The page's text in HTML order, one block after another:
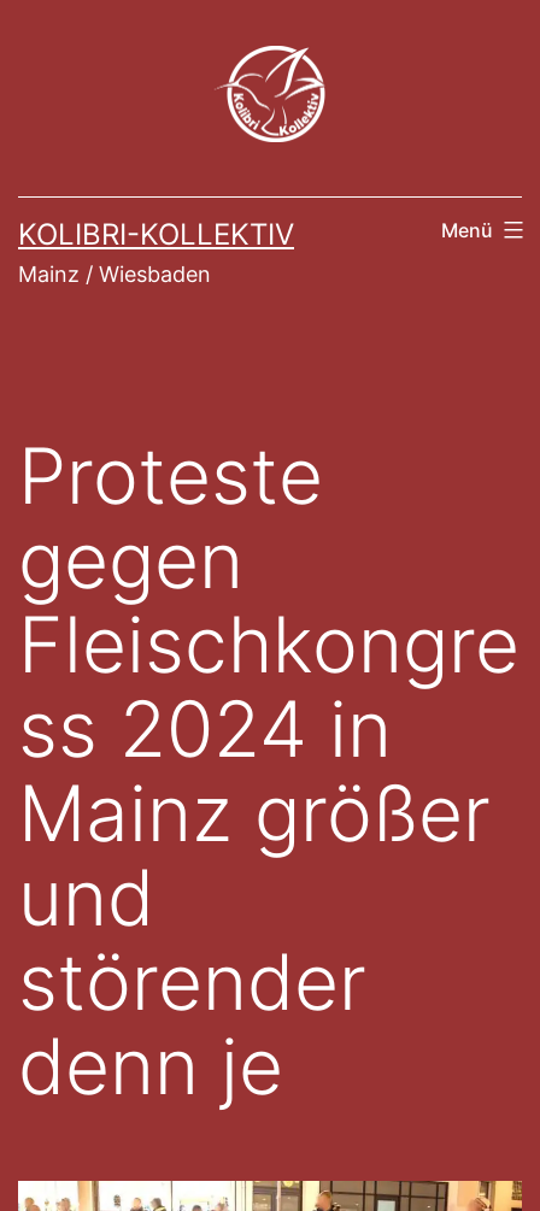
KOLIBRI-KOLLEKTIV
Mainz / Wiesbaden
Menü
Proteste
gegen
Fleischkongre
ss 2024 in
Mainz größer
und
störender
denn je